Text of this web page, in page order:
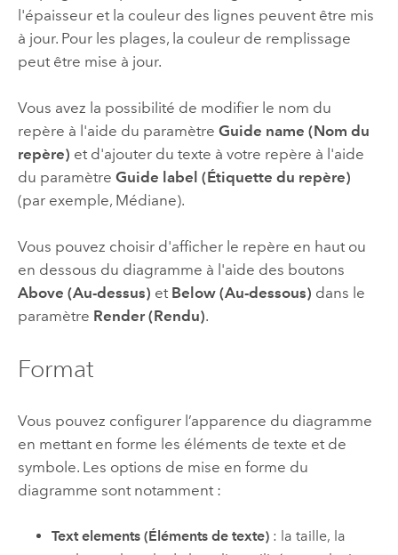
l'épaisseur et la couleur des lignes peuvent être mis
à jour. Pour les plages, la couleur de remplissage
peut être mise à jour.
Vous avez la possibilité de modifier le nom du
repère à l'aide du paramètre Guide name (Nom du
repère) et d'ajouter du texte à votre repère à l'aide
du paramètre Guide label (Étiquette du repère)
(par exemple, Médiane).
Vous pouvez choisir d'afficher le repère en haut ou
en dessous du diagramme à l'aide des boutons
Above (Au-dessus) et Below (Au-dessous) dans le
paramètre Render (Rendu).
Format
Vous pouvez configurer l’apparence du diagramme
en mettant en forme les éléments de texte et de
symbole. Les options de mise en forme du
diagramme sont notamment :
Text elements (Éléments de texte) : la taille, la